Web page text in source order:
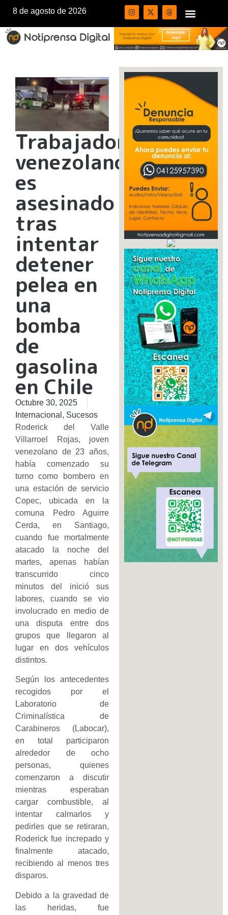
8 de agosto de 2026
Trabajador
venezolano
es
asesinado
tras
intentar
detener
pelea en
una
bomba
de
gasolina
en Chile
Octubre 30, 2025
Internacional , Sucesos
Roderick del Valle
Villarroel Rojas, joven
venezolano de 23 años,
había comenzado su
turno como bombero en
una estación de servicio
Copec, ubicada en la
comuna Pedro Aguirre
Cerda, en Santiago,
cuando fue mortalmente
atacado la noche del
martes, apenas habían
transcurrido cinco
minutos del inició sus
labores, cuando se vio
involucrado en medio de
una disputa entre dos
grupos que llegaron al
lugar en dos vehículos
distintos.
Según los antecedentes
recogidos por el
Laboratorio de
Criminalística de
Carabineros (Labocar),
en total participaron
alrededor de ocho
personas, quienes
comenzaron a discutir
mientras esperaban
cargar combustible, al
intentar calmarlos y
pedirles que se retiraran,
Roderick fue increpado y
finalmente atacado,
recibiendo al menos tres
disparos.
Debido a la gravedad de
las heridas, fue